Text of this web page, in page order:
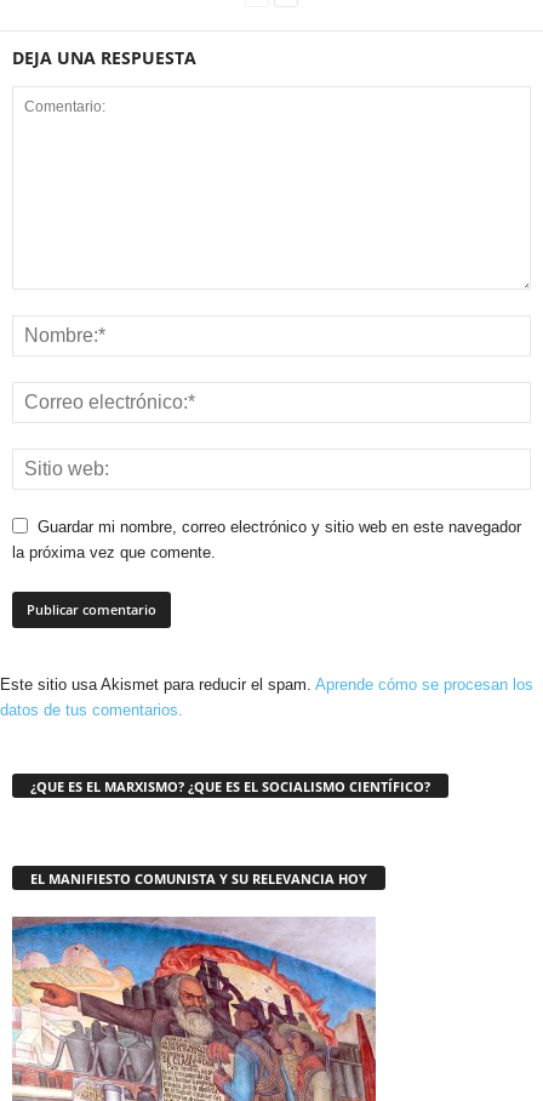
DEJA UNA RESPUESTA
Guardar mi nombre, correo electrónico y sitio web en este navegador
la próxima vez que comente.
Este sitio usa Akismet para reducir el spam. Aprende cómo se procesan los
datos de tus comentarios.
¿QUE ES EL MARXISMO? ¿QUE ES EL SOCIALISMO CIENTÍFICO?
EL MANIFIESTO COMUNISTA Y SU RELEVANCIA HOY